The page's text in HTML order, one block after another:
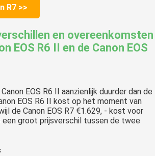
R7 >>
en overeenkomsten
EOS R6 II en de Canon EOS
EOS R6 II aanzienlijk duurder dan de
EOS R6 II kost op het moment van
de Canon EOS R7 €1.629, - kost voor
een groot prijsverschil tussen de twee